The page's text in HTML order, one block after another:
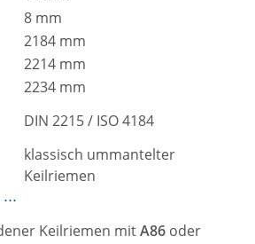
8 mm
2184 mm
2214 mm
2234 mm
DIN 2215 / ISO 4184
klassisch ummantelter
Keilriemen
Keilriemen mitA86 oder